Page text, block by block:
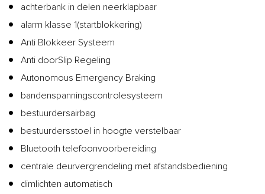
achterbank in delen neerklapbaar
alarm klasse 1(startblokkering)
Anti Blokkeer Systeem
Anti doorSlip Regeling
Autonomous Emergency Braking
bandenspanningscontrolesysteem
bestuurdersairbag
bestuurdersstoel in hoogte verstelbaar
Bluetooth telefoonvoorbereiding
centrale deurvergrendeling met afstandsbediening
dimlichten automatisch